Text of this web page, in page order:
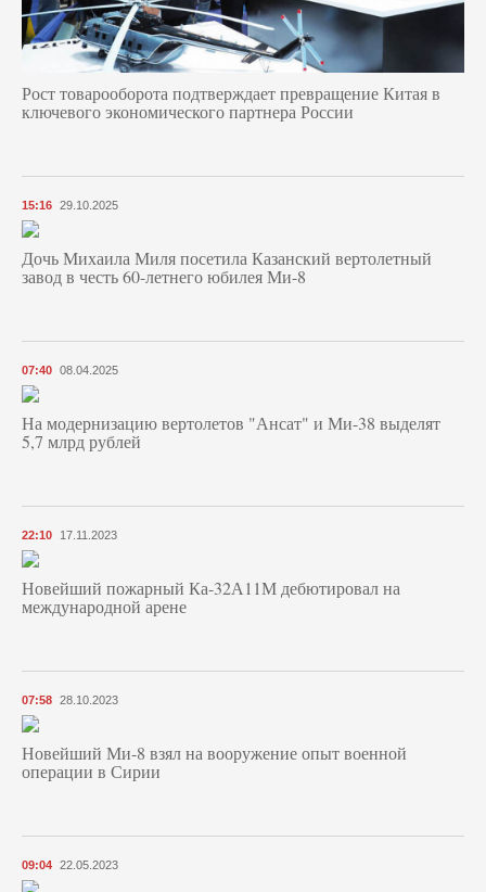
Рост товарооборота подтверждает превращение Китая в
ключевого экономического партнера России
15:16 29.10.2025
Дочь Михаила Миля посетила Казанский вертолетный
завод в честь 60-летнего юбилея Ми-8
07:40 08.04.2025
На модернизацию вертолетов "Ансат" и Ми-38 выделят
5,7 млрд рублей
22:10 17.11.2023
Новейший пожарный Ка-32А11М дебютировал на
международной арене
07:58 28.10.2023
Новейший Ми-8 взял на вооружение опыт военной
операции в Сирии
09:04 22.05.2023